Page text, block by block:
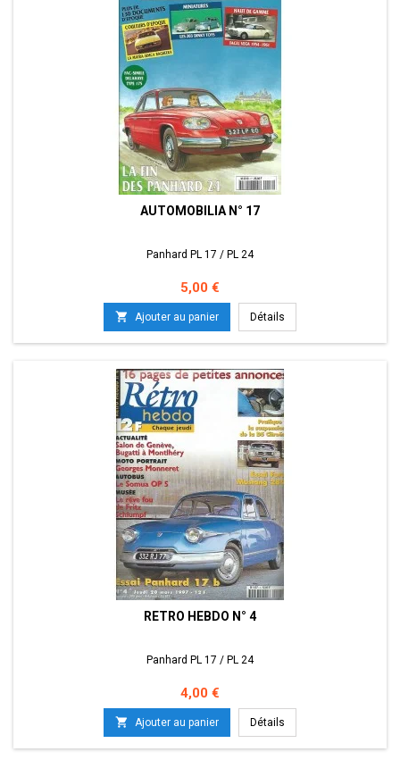
AUTOMOBILIA N° 17
Panhard PL 17 / PL 24
Prix
5,00 €
 Ajouter au panier Détails
RETRO HEBDO N° 4
Panhard PL 17 / PL 24
Prix
4,00 €
 Ajouter au panier Détails